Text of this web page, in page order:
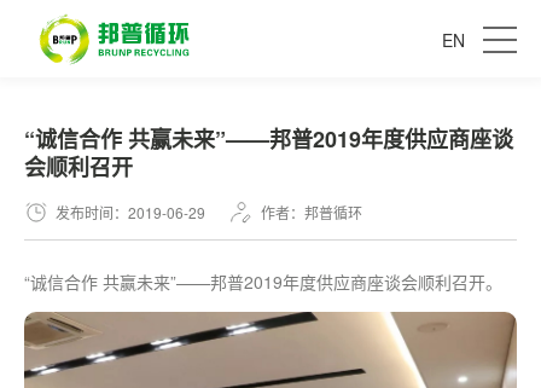
EN
“诚信合作 共赢未来”——邦普2019年度供应商座谈
会顺利召开
发布时间：2019-06-29 作者：邦普循环
“诚信合作 共赢未来”——邦普2019年度供应商座谈会顺利召开。